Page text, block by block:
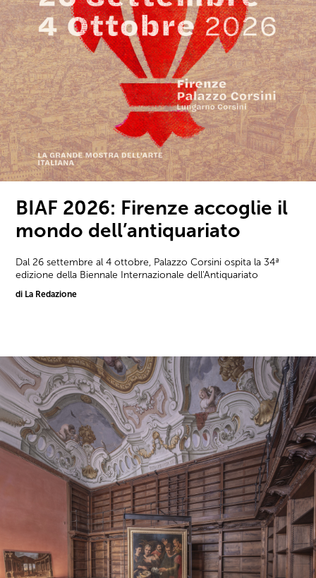
BIAF 2026: Firenze accoglie il
mondo dell’antiquariato
Dal 26 settembre al 4 ottobre, Palazzo Corsini ospita la 34ª
edizione della Biennale Internazionale dell'Antiquariato
di La Redazione